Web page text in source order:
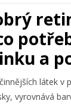
a
látek v
vyrovnává